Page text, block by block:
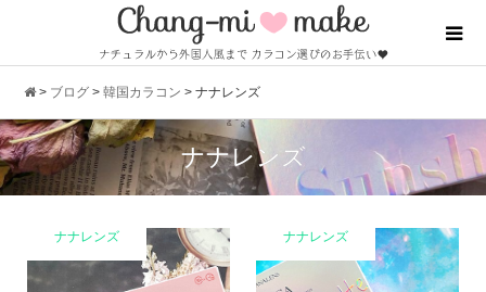
> ブログ >韓国カラコン >ナナレンズ
ナナレンズ
ナナレンズ ナナレンズ